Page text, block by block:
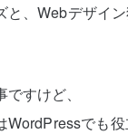
と、Webデザイ
すけど、
でも役